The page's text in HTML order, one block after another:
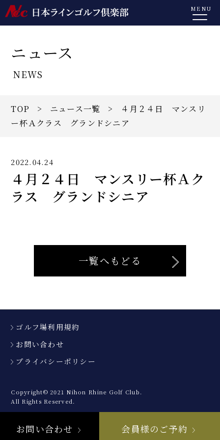
MENU
ニュース
NEWS
TOP > ニュース一覧 > ４月２４日 マンスリ
ー杯Ａクラス グランドシニア
2022.04.24
４月２４日 マンスリー杯Ａク
ラス グランドシニア
一覧へもどる
ゴルフ場利用規約
お問い合わせ
プライバシーポリシー
Copyright© 2021 Nihon Rhine Golf Club.
All Rights Reserved.
お問い合わせ 会員様のご予約